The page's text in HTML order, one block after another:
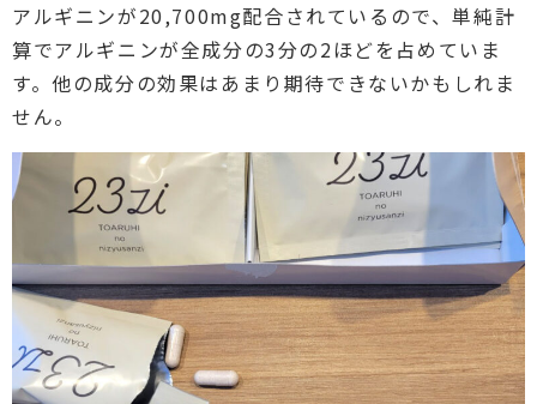
アルギニンが20,700mg配合されているので、単純計
算でアルギニンが全成分の3分の2ほどを占めていま
す。他の成分の効果はあまり期待できないかもしれま
せん。